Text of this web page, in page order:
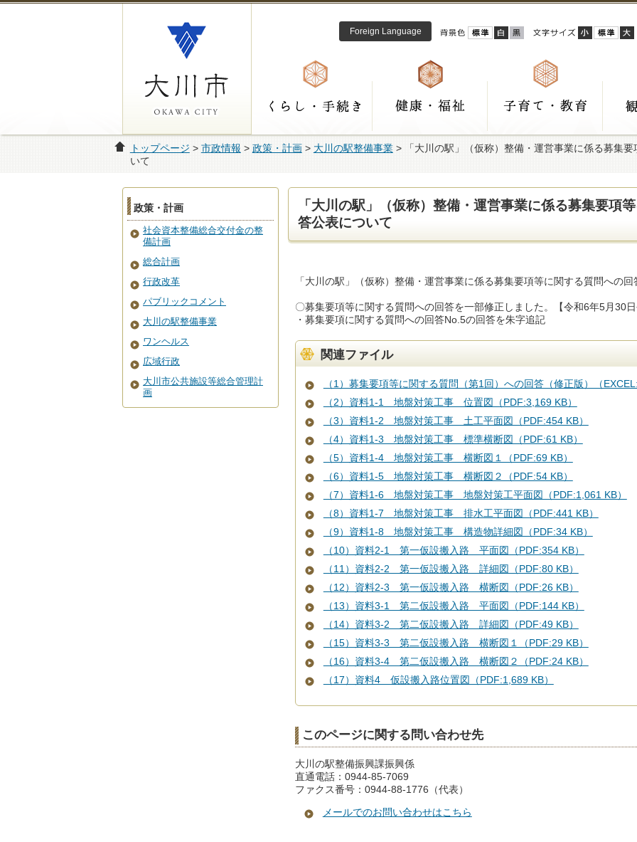
Foreign Language
トップページ > 市政情報 > 政策・計画> 大川の駅整備事業> 「大川の駅」（仮称）整備・運営事業に係る募集
いて
「大川の駅」（仮称）整備・運営事業に係る募集要項
答公表について
「大川の駅」（仮称）整備・運営事業に係る募集要項等に関する質問への
〇募集要項等に関する質問への回答を一部修正しました。【令和6年5月30
・募集要項に関する質問への回答No.5の回答を朱字追記
関連ファイル
（1）募集要項等に関する質問（第1回）への回答（修正版）（
（2）資料1-1 地盤対策工事 位置図（PDF:3,169 KB）
（3）資料1-2 地盤対策工事 土工平面図（PDF:454 KB）
（4）資料1-3 地盤対策工事 標準横断図（PDF:61 KB）
（5）資料1-4 地盤対策工事 横断図１（PDF:69 KB）
（6）資料1-5 地盤対策工事 横断図２（PDF:54 KB）
（7）資料1-6 地盤対策工事 地盤対策工平面図（PDF:1,061 KB）
（8）資料1-7 地盤対策工事 排水工平面図（PDF:441 KB）
（9）資料1-8 地盤対策工事 構造物詳細図（PDF:34 KB）
（10）資料2-1 第一仮設搬入路 平面図（PDF:354 KB）
（11）資料2-2 第一仮設搬入路 詳細図（PDF:80 KB）
（12）資料2-3 第一仮設搬入路 横断図（PDF:26 KB）
（13）資料3-1 第二仮設搬入路 平面図（PDF:144 KB）
（14）資料3-2 第二仮設搬入路 詳細図（PDF:49 KB）
（15）資料3-3 第二仮設搬入路 横断図１（PDF:29 KB）
（16）資料3-4 第二仮設搬入路 横断図２（PDF:24 KB）
（17）資料4 仮設搬入路位置図（PDF:1,689 KB）
このページに関する問い合わせ先
大川の駅整備振興課振興係
直通電話：0944-85-7069
ファクス番号：0944-88-1776（代表）
メールでのお問い合わせはこちら
政策・計画
社会資本整備総合交付金の整
備計画
総合計画
行政改革
パブリックコメント
大川の駅整備事業
ワンヘルス
広域行政
大川市公共施設等総合管理計
画